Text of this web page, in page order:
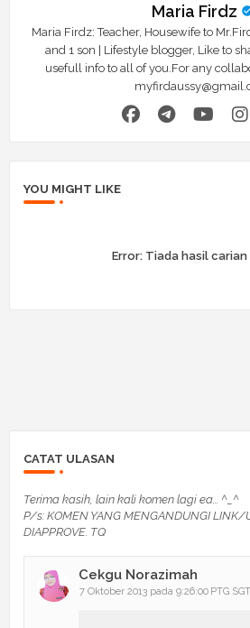
Maria Firdz
Maria Firdz: Teacher, Housewife to
and 1 son | Lifestyle blogger, Like to
usefull info to all of you.For any
YOU MIGHT LIKE
Error:Tiada hasil carian
CATAT ULASAN
Terima kasih, lain kali komen lagi ea... ^_^
P/s: KOMEN YANG MENGANDUNGI LINK/
DIAPPROVE. TQ
Cekgu Norazimah
7 Oktober 2013 pada 9:26:00 PTG SGT